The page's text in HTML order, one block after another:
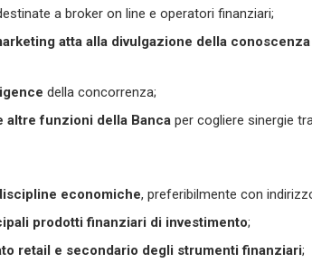
a broker on line e operatori finanziari;
atta alla divulgazione della
della concorrenza;
altre funzioni della Banca per cogliere sinergie
economiche, preferibilmente con
prodotti finanziari di investimento;
retail e secondario degli strumenti finanziari;